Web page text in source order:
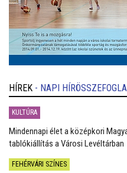
HÍREK - NAPI
KULTÚRA
Mindennapi élet a középkori
tablókiállítás a Városi Levéltárban
FEHÉRVÁRI SZÍNES